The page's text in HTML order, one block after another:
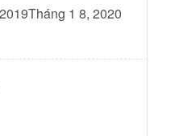
Tháng 1 8, 2020